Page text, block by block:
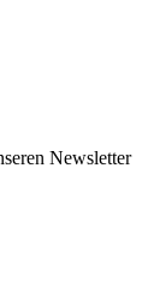
Newsletter